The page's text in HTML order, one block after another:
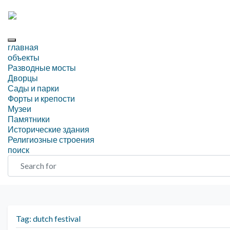
главная
объекты
Разводные мосты
Дворцы
Сады и парки
Форты и крепости
Музеи
Памятники
Исторические здания
Религиозные строения
поиск
Search for
Tag: dutch festival